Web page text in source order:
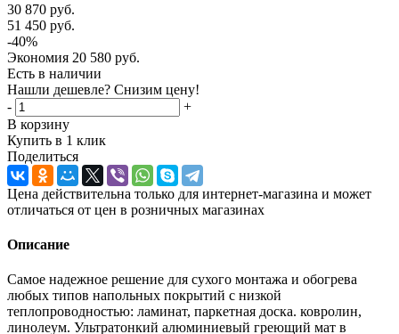
30 870 руб.
51 450 руб.
-40%
Экономия 20 580 руб.
Есть в наличии
Нашли дешевле? Снизим цену!
-
+
В корзину
Купить в 1 клик
Поделиться
Цена действительна только для интернет-магазина и может
отличаться от цен в розничных магазинах
Описание
Самое надежное решение для сухого монтажа и обогрева
любых типов напольных покрытий с низкой
теплопроводностью: ламинат, паркетная доска. ковролин,
линолеум. Ультратонкий алюминиевый греющий мат в